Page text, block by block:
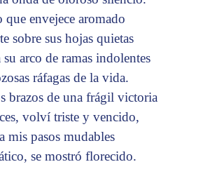
envejece aromado
sobre sus hojas quietas
arco de ramas indolentes
ráfagas de la vida.
brazos de una frágil victoria
volví triste y vencido,
mis pasos mudables
se mostró florecido.